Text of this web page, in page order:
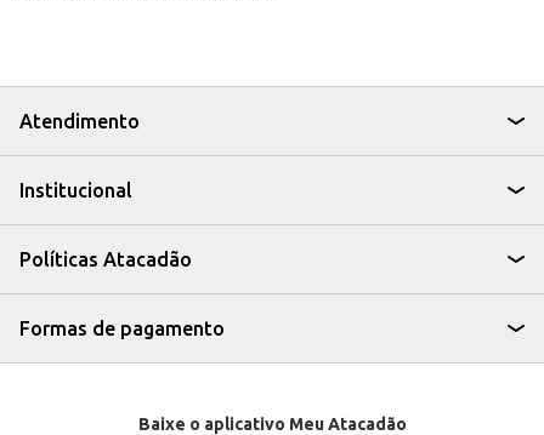
Atendimento
Institucional
Políticas Atacadão
Formas de pagamento
Baixe o aplicativo Meu Atacadão